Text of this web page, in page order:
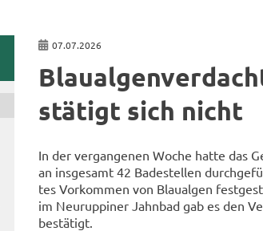
07.07.2026
stä­tigt sich nicht
In der ver­gan­ge­nen Woche hatte das
an ins­ge­samt 42 Ba­de­stel­len
tes Vor­kom­men von Blau­al­gen
im Neu­rup­pi­ner Jahn­bad gab es den
be­stä­tigt.